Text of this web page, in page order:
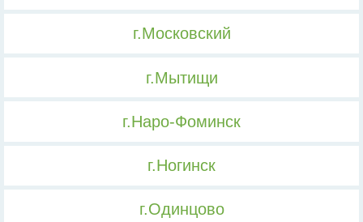
г.Московский
г.Мытищи
г.Наро-Фоминск
г.Ногинск
г.Одинцово